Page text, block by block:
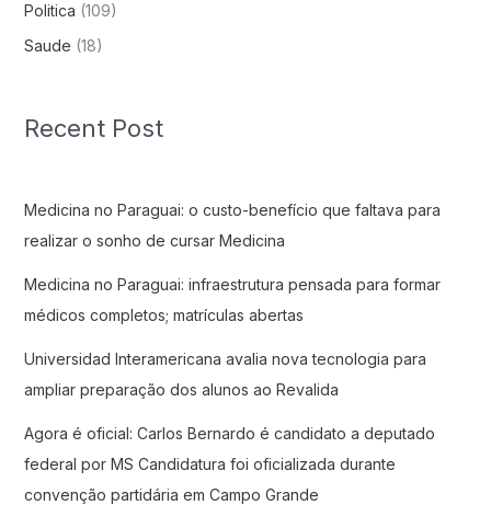
Politica (109)
Saude (18)
Recent Post
Medicina no Paraguai: o custo-benefício que faltava para
realizar o sonho de cursar Medicina
Medicina no Paraguai: infraestrutura pensada para formar
médicos completos; matrículas abertas
Universidad Interamericana avalia nova tecnologia para
ampliar preparação dos alunos ao Revalida
Agora é oficial: Carlos Bernardo é candidato a deputado
federal por MS Candidatura foi oficializada durante
convenção partidária em Campo Grande